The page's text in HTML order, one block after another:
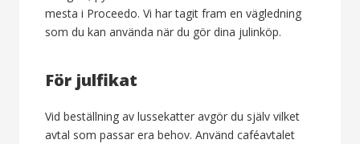
mesta i Proceedo. Vi har tagit fram en vägledning
som du kan använda när du gör dina julinköp.
För julfikat
Vid beställning av lussekatter avgör du själv vilket
avtal som passar era behov. Använd caféavtalet